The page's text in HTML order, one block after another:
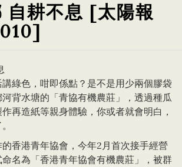
自耕不息 [太陽報
綠色，咁即係點？是不是用少兩個膠袋
背水塘的「青協有機農莊」，透過種瓜
再造紙等親身體驗，你或者就會明白，
香港青年協會，今年2月首次接手經營
名為「香港青年協會有機農莊」，被群